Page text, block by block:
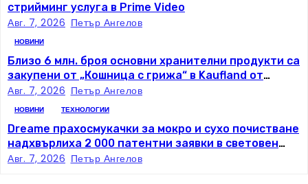
стрийминг услуга в Prime Video
Авг. 7, 2026 Петър Ангелов
НОВИНИ
Близо 6 млн. броя основни хранителни продукти са
закупени от „Кошница с грижа“ в Kaufland от
старта на кампанията
Авг. 7, 2026 Петър Ангелов
НОВИНИ ТЕХНОЛОГИИ
Dreame прахосмукачки за мокро и сухо почистване
надхвърлиха 2 000 патентни заявки в световен
мащаб
Авг. 7, 2026 Петър Ангелов